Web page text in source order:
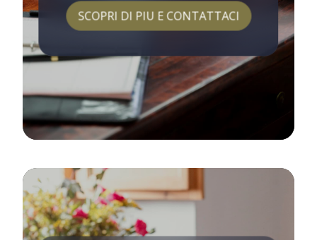
SCOPRI DI PIU E CONTATTACI